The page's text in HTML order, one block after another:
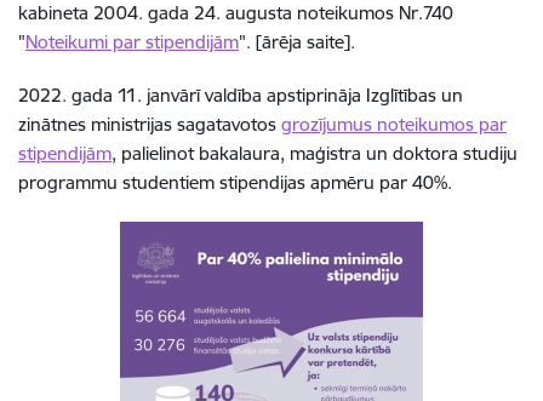
kabineta 2004. gada 24. augusta noteikumos Nr.740
"Noteikumi par stipendijām". [ārēja saite].
2022. gada 11. janvārī valdība apstiprināja Izglītības un
zinātnes ministrijas sagatavotos grozījumus noteikumos par
stipendijām, palielinot bakalaura, maģistra un doktora studiju
programmu studentiem stipendijas apmēru par 40%.